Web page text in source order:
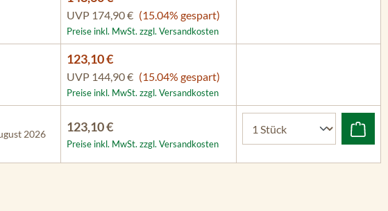
UVP 174,90 € (15.04% gespart)
Preise inkl. MwSt. zzgl. Versandkosten
123,10 €
UVP 144,90 € (15.04% gespart)
Preise inkl. MwSt. zzgl. Versandkosten
2026 123,10 €
Preise inkl. MwSt. zzgl. Versandkosten